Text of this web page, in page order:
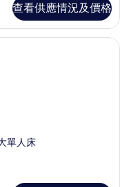
查看供應情況及價格
| 高級寢具、羽絨被、特厚
單人床